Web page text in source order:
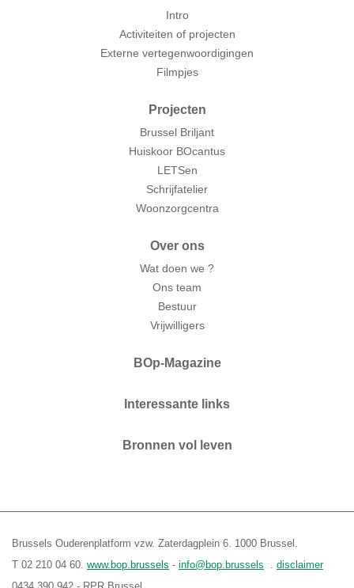
Intro
Activiteiten of projecten
Externe vertegenwoordigingen
Filmpjes
Projecten
Brussel Briljant
Huiskoor BOcantus
LETSen
Schrijfatelier
Woonzorgcentra
Over ons
Wat doen we ?
Ons team
Bestuur
Vrijwilligers
BOp-Magazine
Interessante links
Bronnen vol leven
Brussels Ouderenplatform vzw. Zaterdagplein 6. 1000 Brussel.
T 02 210 04 60. www.bop.brussels - info@bop.brussels
disclaimer